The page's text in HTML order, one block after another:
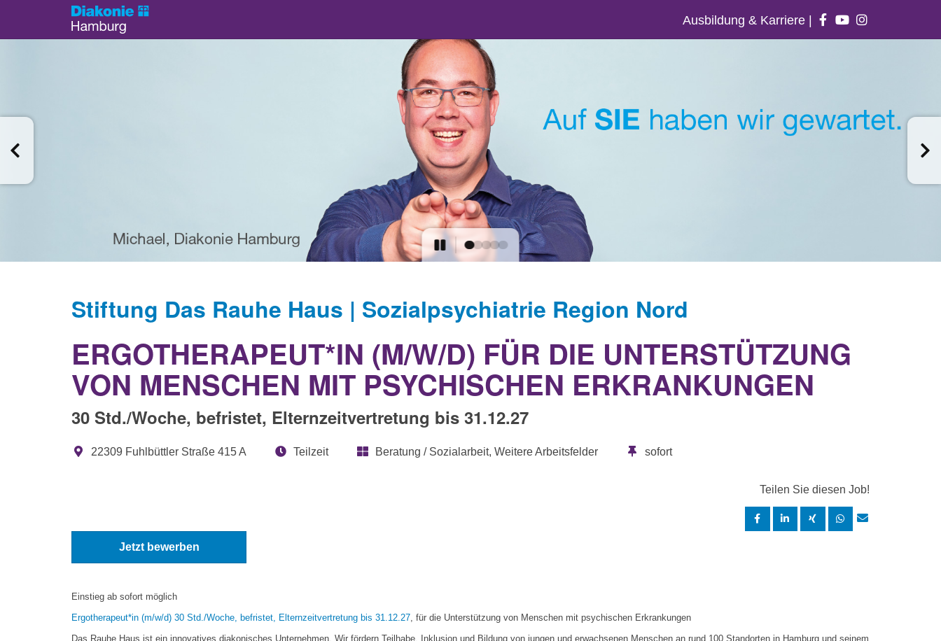
Ausbildung & Karriere |
Stiftung Das Rauhe Haus | Sozialpsychiatrie Region Nord
ERGOTHERAPEUT*IN (M/W/D) FÜR DIE UNTERSTÜTZUNG
VON MENSCHEN MIT PSYCHISCHEN ERKRANKUNGEN
30 Std./Woche, befristet, Elternzeitvertretung bis 31.12.27
22309 Fuhlbüttler Straße 415 A Teilzeit Beratung / Sozialarbeit, Weitere Arbeitsfelder sofort
Teilen Sie diesen Job!
Jetzt bewerben
Einstieg ab sofort möglich
Ergotherapeut*in (m/w/d) 30 Std./Woche, befristet, Elternzeitvertretung bis 31.12.27, für die Unterstützung von Menschen mit psychischen Erkrankungen
Das Rauhe Haus ist ein innovatives diakonisches Unternehmen. Wir fördern Teilhabe, Inklusion und Bildung von jungen und erwachsenen Menschen an rund 100 Standorten in Hamburg und seinem